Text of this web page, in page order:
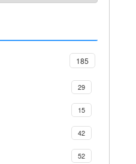
185
29
15
42
52